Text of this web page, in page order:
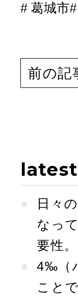
葛城市
前の記
日々
なっ
要性。
4‰（
こと